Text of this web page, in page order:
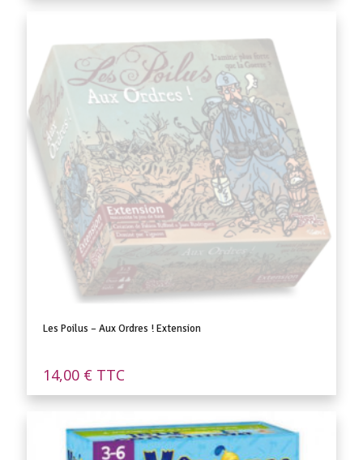
Les Poilus – Aux Ordres ! Extension
14,00 € TTC